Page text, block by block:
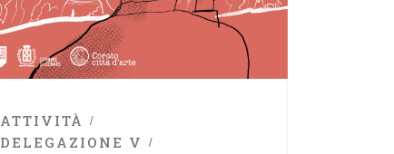
ATTIVITÀ
DELEGAZIONE V